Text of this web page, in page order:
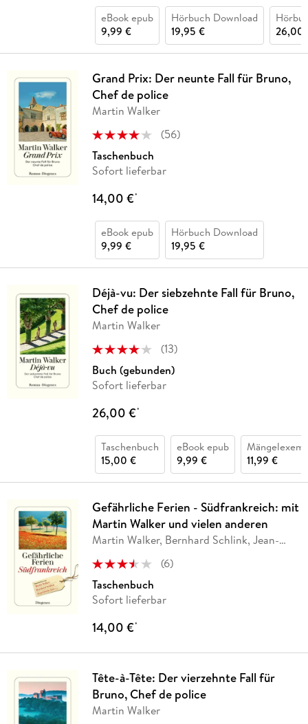
eBook epub
9,99 €
Hörbuch Download
19,95 €
26,00
Grand Prix: Der neunte Fall für Bruno,
Chef de police
Martin Walker
(56)
Taschenbuch
Sofort lieferbar
14,00 €*
eBook epub
9,99 €
Hörbuch Download
19,95 €
Déjà-vu: Der siebzehnte Fall für Bruno,
Chef de police
Martin Walker
(13)
Buch (gebunden)
Sofort lieferbar
26,00 €*
Taschenbuch
15,00 €
eBook epub
9,99 €
11,99 €
Gefährliche Ferien - Südfrankreich: mit
Martin Walker und vielen anderen
Martin Walker, Bernhard Schlink, Jean-
(6)
Taschenbuch
Sofort lieferbar
14,00 €*
Tête-à-Tête: Der vierzehnte Fall für
Bruno, Chef de police
Martin Walker